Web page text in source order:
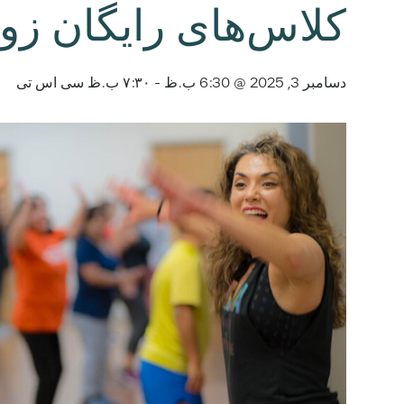
کلاس‌های رایگان
دسامبر 3, 2025 @ 6:30 ب.ظ - ۷:۳۰ ب.ظ سی اس تی